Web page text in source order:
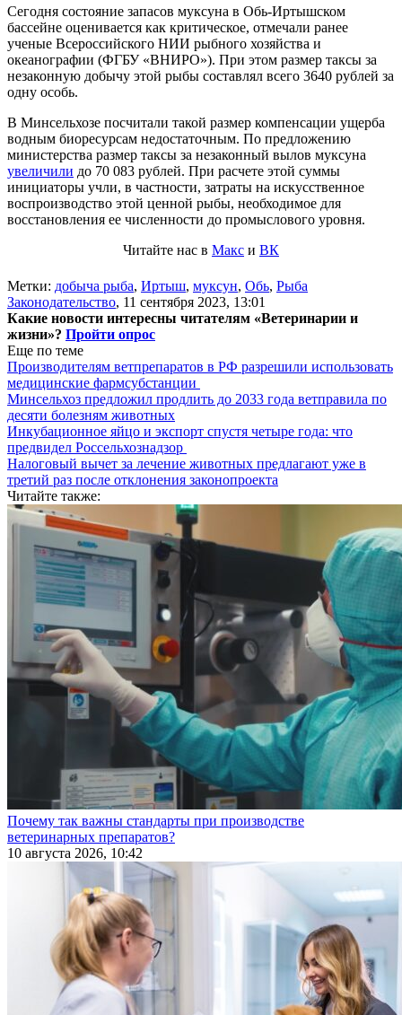
Сегодня состояние запасов муксуна в Обь-Иртышском
бассейне оценивается как критическое, отмечали ранее
ученые Всероссийского НИИ рыбного хозяйства и
океанографии (ФГБУ «ВНИРО»). При этом размер таксы за
незаконную добычу этой рыбы составлял всего 3640 рублей за
одну особь.
В Минсельхозе посчитали такой размер компенсации ущерба
водным биоресурсам недостаточным. По предложению
министерства размер таксы за незаконный вылов муксуна
увеличили до 70 083 рублей. При расчете этой суммы
инициаторы учли, в частности, затраты на искусственное
воспроизводство этой ценной рыбы, необходимое для
восстановления ее численности до промыслового уровня.
Читайте нас в Макс и ВК
Метки: добыча рыба, Иртыш, муксун, Обь, Рыба
Законодательство, 11 сентября 2023, 13:01
Какие новости интересны читателям «Ветеринарии и
жизни»? Пройти опрос
Еще по теме
Производителям ветпрепаратов в РФ разрешили использовать
медицинские фармсубстанции
Минсельхоз предложил продлить до 2033 года ветправила по
десяти болезням животных
Инкубационное яйцо и экспорт спустя четыре года: что
предвидел Россельхознадзор
Налоговый вычет за лечение животных предлагают уже в
третий раз после отклонения законопроекта
Читайте также:
Почему так важны стандарты при производстве
ветеринарных препаратов?
10 августа 2026, 10:42